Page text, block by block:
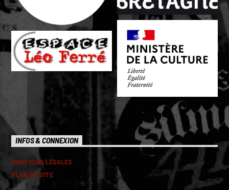
INFOS & CONNEXION
MENTIONS LEGALES
PLAN DU SITE